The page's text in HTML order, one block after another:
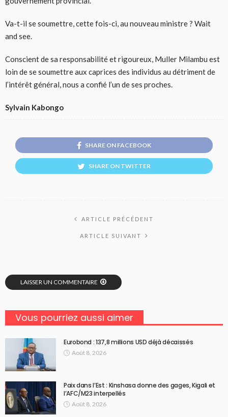
Va-t-il se soumettre, cette fois-ci, au nouveau ministre ? Wait
and see.
Conscient de sa responsabilité et rigoureux, Muller Milambu est
loin de se soumettre aux caprices des individus au détriment de
l’intérêt général, nous a confié l’un de ses proches.
Sylvain Kabongo
SHARE ON FACEBOOK
SHARE ON TWITTER
ARTICLE PRÉCÉDENT
ARTICLE SUIVANT
LAISSER UN COMMENTAIRE
Vous pourriez aussi aimer
Eurobond : 137,8 millions USD déjà décaissés
Août 8, 2026
Paix dans l’Est : Kinshasa donne des gages, Kigali et
l’AFC/M23 interpellés
Août 8, 2026